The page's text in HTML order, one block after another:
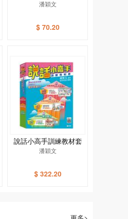
潘穎文
$ 70.20
說話小高手訓練教材套
潘穎文
$ 322.20